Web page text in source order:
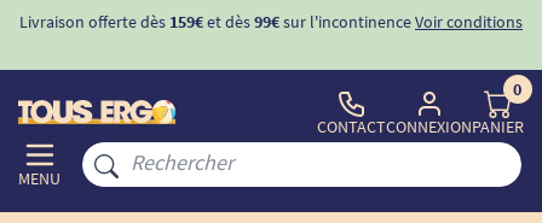
Livraison offerte dès 159€et dès99€sur l'incontinenceVoir conditions
MENU
CONTACTCONNEXION
0
PANIER